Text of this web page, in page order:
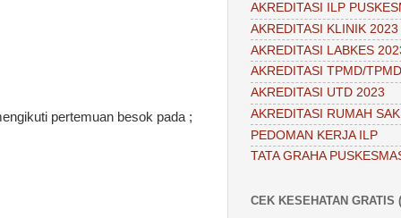
pertemuan besok pada ;
AKREDITASI ILP
AKREDITASI KLINIK 2023
AKREDITASI LABKES
AKREDITASI TPMD/
AKREDITASI UTD 2023
AKREDITASI RUMAH
PEDOMAN KERJA ILP
TATA GRAHA
CEK KESEHATAN GRATIS